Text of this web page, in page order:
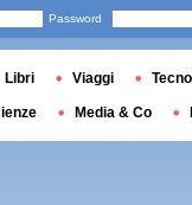
Password
Libri Viaggi
Media & Co